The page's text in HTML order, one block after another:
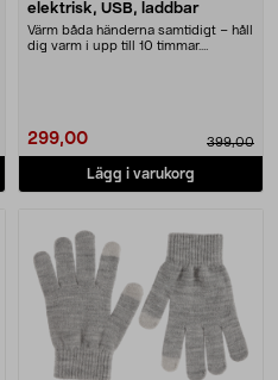
elektrisk, USB, laddbar
Värm båda händerna samtidigt – håll
dig varm i upp till 10 timmar.
299,00 399,00
Lägg i varukorg